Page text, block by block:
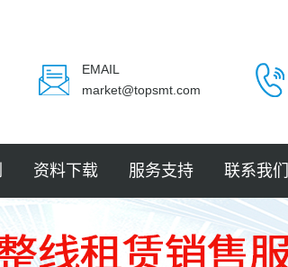
EMAIL
market@topsmt.com
资料下载 服务支持 联系我们